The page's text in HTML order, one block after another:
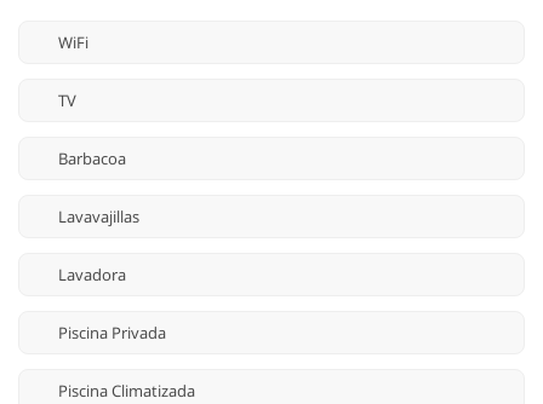
WiFi
TV
Barbacoa
Lavavajillas
Lavadora
Piscina Privada
Piscina Climatizada